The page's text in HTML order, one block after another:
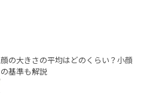
顔の大きさの平均はどのくらい？小顔
の基準も解説